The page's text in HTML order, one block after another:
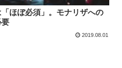
ほぼ必須」。モナリザへの
要
2019.08.01